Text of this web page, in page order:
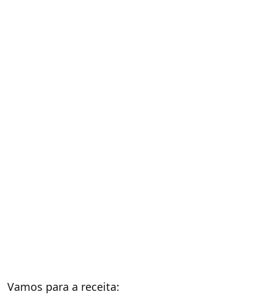
Vamos para a receita: